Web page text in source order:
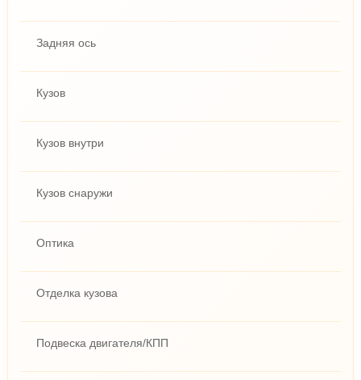
Задняя ось
Кузов
Кузов внутри
Кузов снаружи
Оптика
Отделка кузова
Подвеска двигателя/КПП